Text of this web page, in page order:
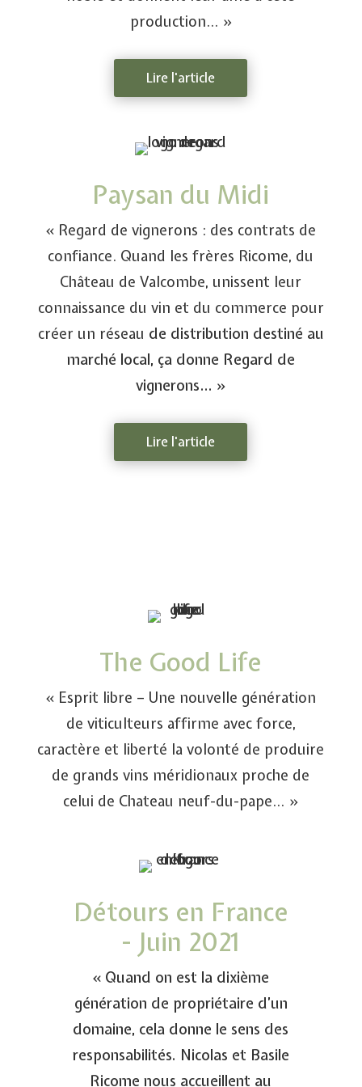
production… »
Lire l'article
Paysan du Midi
« Regard de vignerons : des contrats de
confiance. Quand les frères Ricome, du
Château de Valcombe, unissent leur
connaissance du vin et du commerce pour
créer un réseau de distribution destiné au
marché local, ça donne Regard de
vignerons… »
Lire l'article
The Good Life
« Esprit libre – Une nouvelle génération
de viticulteurs affirme avec force,
caractère et liberté la volonté de produire
de grands vins méridionaux proche de
celui de Chateau neuf-du-pape… »
Détours en France
- Juin 2021
« Quand on est la dixième
génération de propriétaire d’un
domaine, cela donne le sens des
responsabilités. Nicolas et Basile
Ricome nous accueillent au